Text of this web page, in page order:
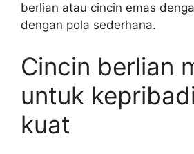
berlian atau cincin emas
dengan pola sederhana.
Cincin berlian
untuk
kuat